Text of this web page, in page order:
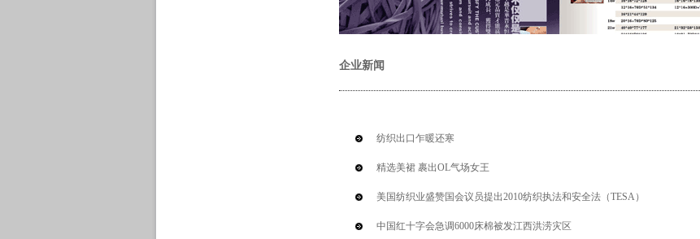
企业新闻
纺织出口乍暖还寒
精选美裙 裹出OL气场女王
美国纺织业盛赞国会议员提出2010纺织执法和安全法（TESA）
中国红十字会急调6000床棉被发江西洪涝灾区